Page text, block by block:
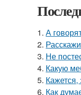
1. А
2.
3. Не
4. Какую
5. Кажется,
6. Как